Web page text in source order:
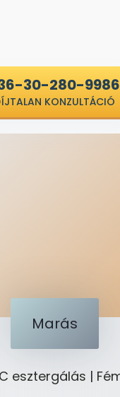
30-280-9986
KONZULTÁCIÓ
Marás